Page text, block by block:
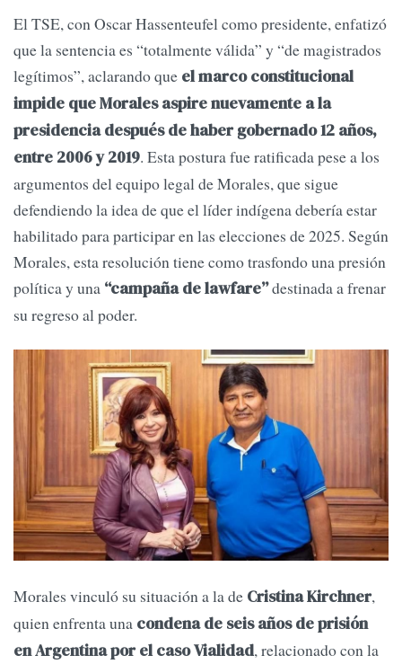
El TSE, con Oscar Hassenteufel como presidente, enfatizó
que la sentencia es “totalmente válida” y “de magistrados
legítimos”, aclarando que el marco constitucional
impide que Morales aspire nuevamente a la
presidencia después de haber gobernado 12 años,
entre 2006 y 2019. Esta postura fue ratificada pese a los
argumentos del equipo legal de Morales, que sigue
defendiendo la idea de que el líder indígena debería estar
habilitado para participar en las elecciones de 2025. Según
Morales, esta resolución tiene como trasfondo una presión
política y una “campaña de lawfare”destinada a frenar
su regreso al poder.
Morales vinculó su situación a la de Cristina Kirchner,
quien enfrenta una condena de seis años de prisión
en Argentina por el caso Vialidad, relacionado con la